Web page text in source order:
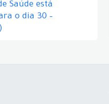
Saúde está
o dia 30 –